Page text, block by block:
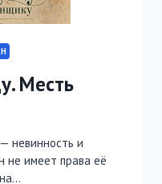
Месть
невинность и
не имеет права её